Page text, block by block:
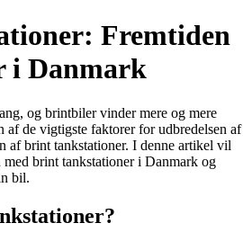
Fremtiden
i Danmark
og brintbiler vinder mere og mere
af de vigtigste faktorer for udbredelsen af
af brint tankstationer. I denne artikel vil
brint tankstationer i Danmark og
bil.